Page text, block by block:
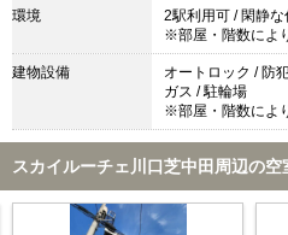
環境
2駅利用可 / 閑静な
※部屋・階数によ
建物設備
オートロック / 防
ガス / 駐輪場
※部屋・階数によ
スカイルーチェ川口芝中田周辺の空